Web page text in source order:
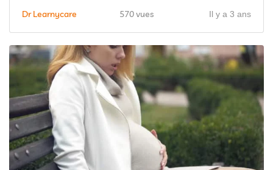
Dr Learnycare 570 vues Il y a 3 ans